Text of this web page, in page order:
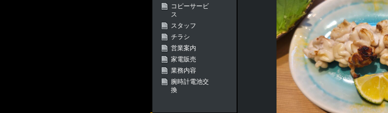
コピーサービ
ス
スタッフ
チラシ
営業案内
家電販売
業務内容
腕時計電池交
換